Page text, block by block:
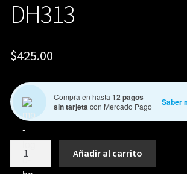
DH313
$425.00
Compra en hasta12 pagos
sin tarjetacon Mercado Pago Saber
Añadir al carrito